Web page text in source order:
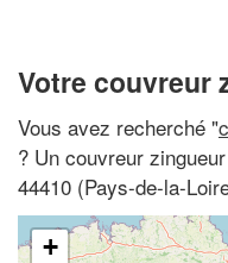
Votre couvreur
Vous avez recherché "
? Un couvreur
44410 (Pays-de-la-
+